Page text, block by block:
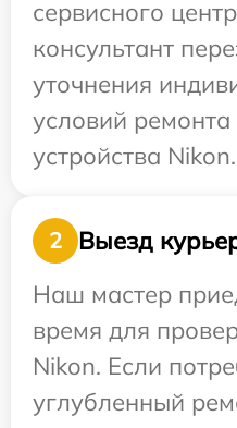
сервисного
консультант
уточнения
условий
устройства Nikon.
2
Выезд
Наш мастер
время для
Nikon. Если
углубленный